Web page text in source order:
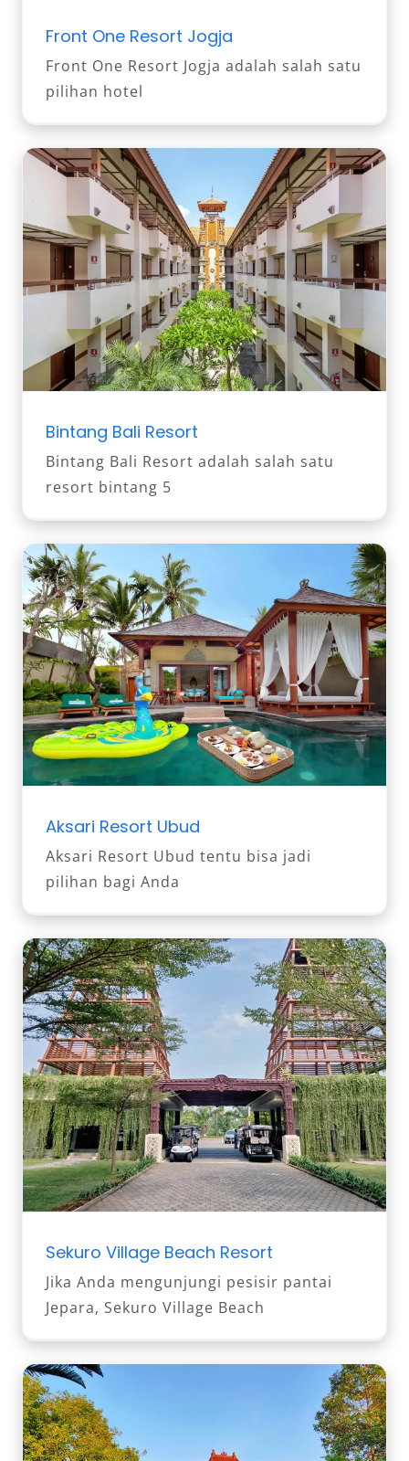
Front One Resort Jogja
Front One Resort Jogja adalah salah satu
pilihan hotel
Bintang Bali Resort
Bintang Bali Resort adalah salah satu
resort bintang 5
Aksari Resort Ubud
Aksari Resort Ubud tentu bisa jadi
pilihan bagi Anda
Sekuro Village Beach Resort
Jika Anda mengunjungi pesisir pantai
Jepara, Sekuro Village Beach